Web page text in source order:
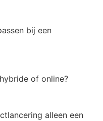
bij een
of online?
alleen een